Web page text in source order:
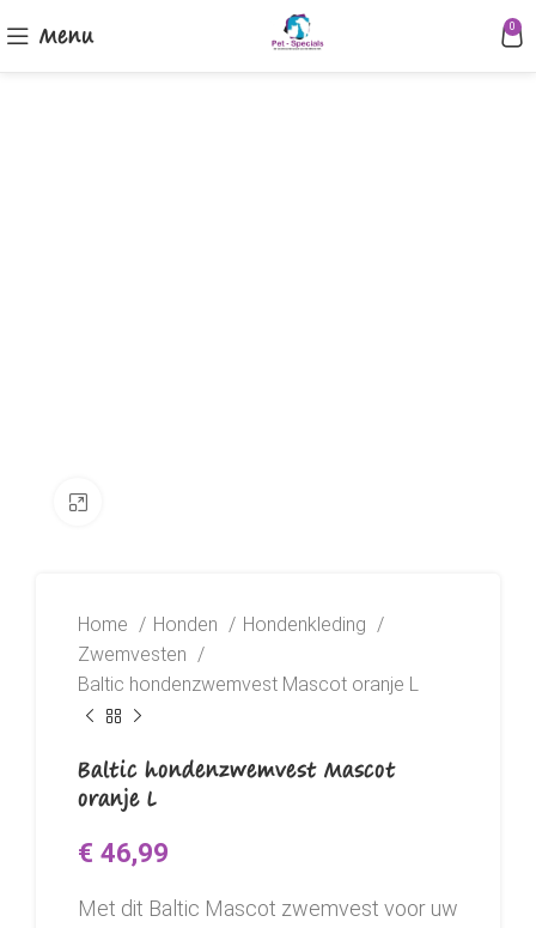
Menu 0
Home Honden
Hondenkleding
Zwemvesten
Baltic hondenzwemvest Mascot oranje L
Baltic hondenzwemvest Mascot
oranje L
€ 46,99
Met dit Baltic Mascot zwemvest voor uw